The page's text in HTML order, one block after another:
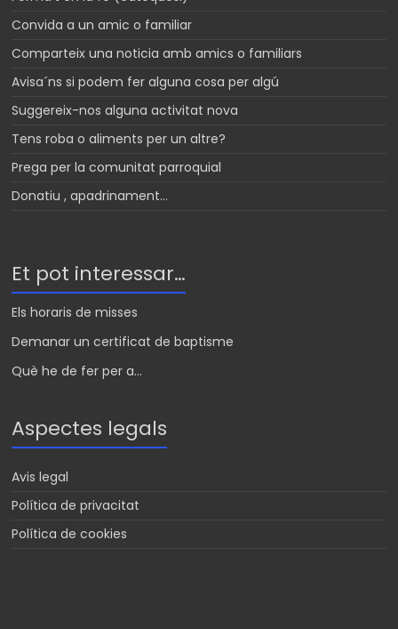
Convida a un amic o familiar
Comparteix una noticia amb amics o familiars
Avisa´ns si podem fer alguna cosa per algú
Suggereix-nos alguna activitat nova
Tens roba o aliments per un altre?
Prega per la comunitat parroquial
Donatiu , apadrinament…
Et pot interessar…
Els horaris de misses
Demanar un certificat de baptisme
Què he de fer per a...
Aspectes legals
Avis legal
Política de privacitat
Política de cookies